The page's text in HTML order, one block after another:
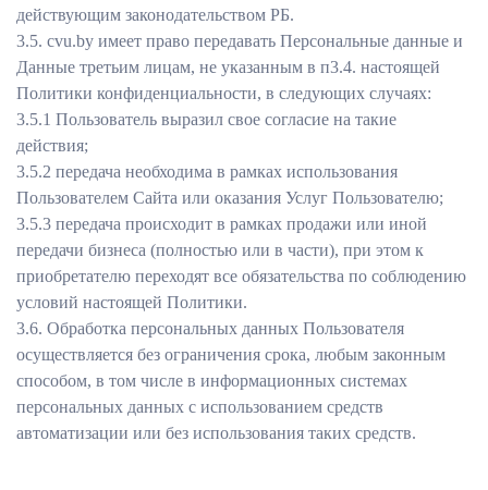
действующим законодательством РБ.
3.5. сvu.by имеет право передавать Персональные данные и
Данные третьим лицам, не указанным в п3.4. настоящей
Политики конфиденциальности, в следующих случаях:
3.5.1 Пользователь выразил свое согласие на такие
действия;
3.5.2 передача необходима в рамках использования
Пользователем Сайта или оказания Услуг Пользователю;
3.5.3 передача происходит в рамках продажи или иной
передачи бизнеса (полностью или в части), при этом к
приобретателю переходят все обязательства по соблюдению
условий настоящей Политики.
3.6. Обработка персональных данных Пользователя
осуществляется без ограничения срока, любым законным
способом, в том числе в информационных системах
персональных данных с использованием средств
автоматизации или без использования таких средств.